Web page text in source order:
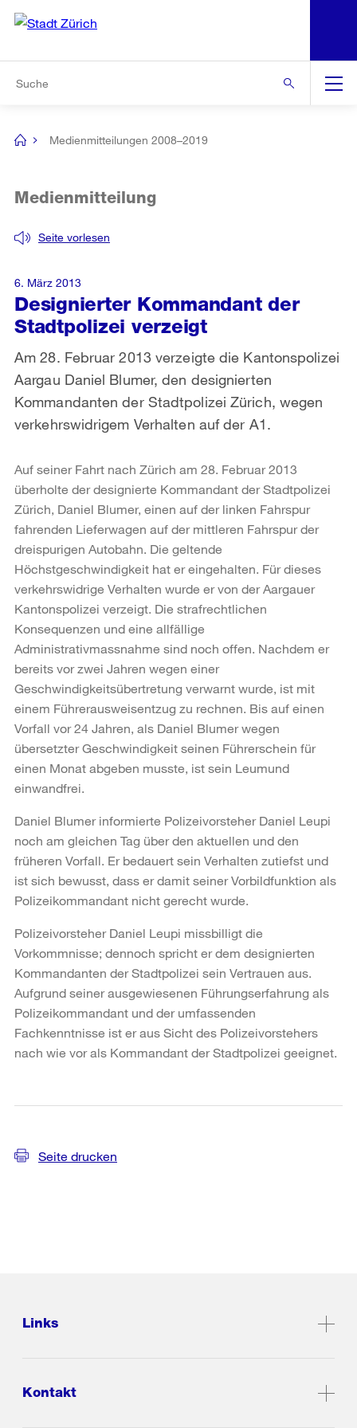
Navigation
[no
Medienmitteilungen 2008–2019
Designierter Kommandant der
Stadtpolizei verzeigt
Seite vorlesen
Medienmitteilung
Am 28. Februar 2013 verzeigte die Kantonspolizei
Aargau Daniel Blumer, den designierten
Kommandanten der Stadtpolizei Zürich, wegen
verkehrswidrigem Verhalten auf der A1.
6. März 2013
Auf seiner Fahrt nach Zürich am 28. Februar 2013
überholte der designierte Kommandant der Stadtpolizei
Zürich, Daniel Blumer, einen auf der linken Fahrspur
fahrenden Lieferwagen auf der mittleren Fahrspur der
dreispurigen Autobahn. Die geltende
Höchstgeschwindigkeit hat er eingehalten. Für dieses
verkehrswidrige Verhalten wurde er von der Aargauer
Kantonspolizei verzeigt. Die strafrechtlichen
Konsequenzen und eine allfällige
Administrativmassnahme sind noch offen. Nachdem er
bereits vor zwei Jahren wegen einer
Geschwindigkeitsübertretung verwarnt wurde, ist mit
einem Führerausweisentzug zu rechnen. Bis auf einen
Vorfall vor 24 Jahren, als Daniel Blumer wegen
übersetzter Geschwindigkeit seinen Führerschein für
einen Monat abgeben musste, ist sein Leumund
einwandfrei.
Daniel Blumer informierte Polizeivorsteher Daniel Leupi
noch am gleichen Tag über den aktuellen und den
früheren Vorfall. Er bedauert sein Verhalten zutiefst und
ist sich bewusst, dass er damit seiner Vorbildfunktion als
Polizeikommandant nicht gerecht wurde.
Polizeivorsteher Daniel Leupi missbilligt die
Vorkommnisse; dennoch spricht er dem designierten
Kommandanten der Stadtpolizei sein Vertrauen aus.
Aufgrund seiner ausgewiesenen Führungserfahrung als
Polizeikommandant und der umfassenden
Fachkenntnisse ist er aus Sicht des Polizeivorstehers
nach wie vor als Kommandant der Stadtpolizei geeignet.
Seite drucken
Links
Kontakt